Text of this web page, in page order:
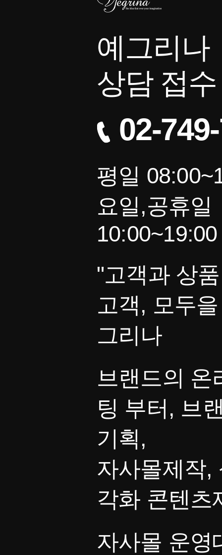
예그리나
상담 접수
02-
평일
요일,공휴일
10:00~19:00
"고객과 상
고객, 모두
그리나
브랜드의 온
팅 부터, 브
기획,
자사몰제작,
각화 콘텐츠
자사몰 운영